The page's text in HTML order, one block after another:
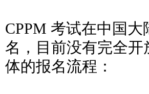
CPPM 考试在中国
名，目前没有完全
体的报名流程：